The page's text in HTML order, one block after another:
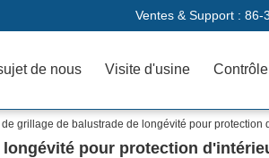
Ventes & Support : 86-
de nous Visite d'usine
grillage de balustrade de longévité pour protection
pour protection